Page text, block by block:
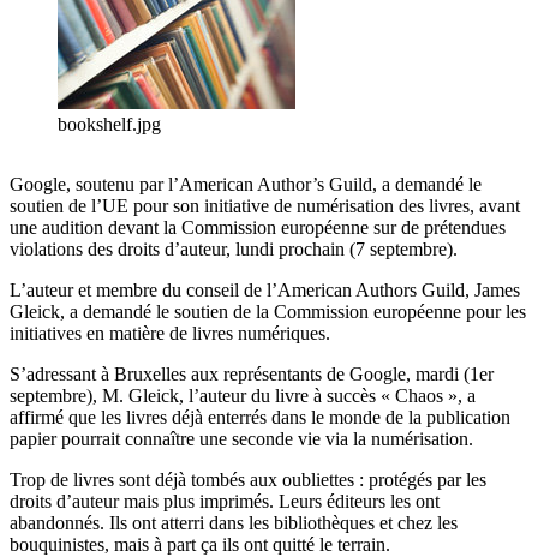
bookshelf.jpg
Google, soutenu par l’American Author’s Guild, a demandé le
soutien de l’UE pour son initiative de numérisation des livres, avant
une audition devant la Commission européenne sur de prétendues
violations des droits d’auteur, lundi prochain (7 septembre).
L’auteur et membre du conseil de l’American Authors Guild, James
Gleick, a demandé le soutien de la Commission européenne pour les
initiatives en matière de livres numériques.
S’adressant à Bruxelles aux représentants de Google, mardi (1er
septembre), M. Gleick, l’auteur du livre à succès « Chaos », a
affirmé que les livres déjà enterrés dans le monde de la publication
papier pourrait connaître une seconde vie via la numérisation.
Trop de livres sont déjà tombés aux oubliettes : protégés par les
droits d’auteur mais plus imprimés. Leurs éditeurs les ont
abandonnés. Ils ont atterri dans les bibliothèques et chez les
bouquinistes, mais à part ça ils ont quitté le terrain.